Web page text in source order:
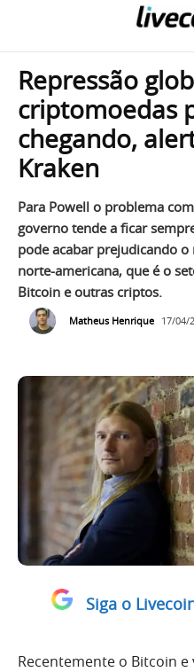
Repressão
criptomoedas
chegando,
Kraken
Para Powell o problema
governo tende a ficar
pode acabar prejudicando
norte-americana, que é o
Bitcoin e outras criptos.
Matheus Henrique 17/04/
Siga o
Recentemente o Bitcoin